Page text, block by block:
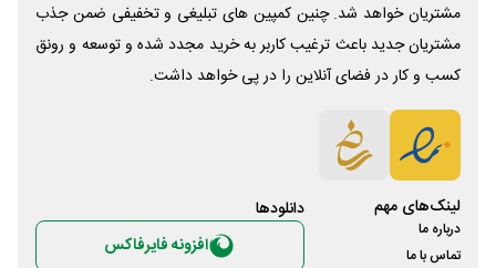
مشتریان خواهد شد. چنین کمپین های تبلیغی و تخفیفی ضمن جذب
مشتریان جدید باعث ترغیب کاربر به خرید مجدد شده و توسعه و رونق
کسب و کار در فضای آنلاین را در پی خواهد داشت.
لینک‌های مهم
درباره ما
تماس با ما
دانلود‌ها
افزونه فایرفاکس